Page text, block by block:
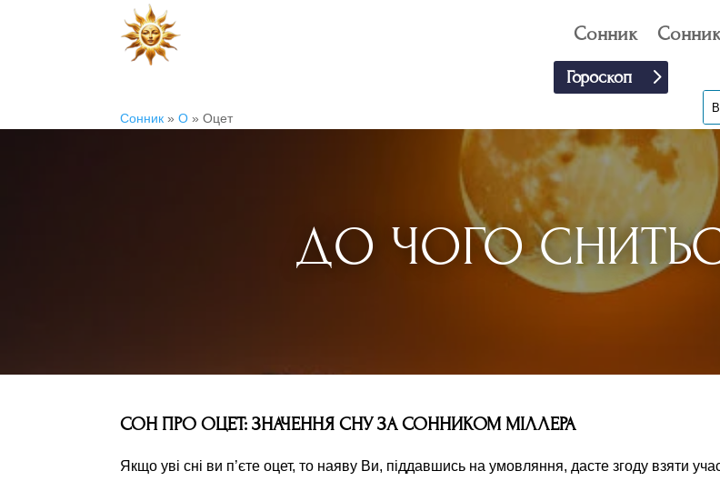
Сонник
Гороскоп
Сонник » О » Оцет
ДО ЧОГО
СОН ПРО ОЦЕТ: ЗНАЧЕННЯ СНУ ЗА СОННИКОМ МІЛЛЕРА
Якщо уві сні ви п’єте оцет, то наяву Ви, піддавшись на умовляння, дасте згоду взяти